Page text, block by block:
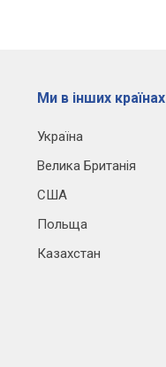
Ми в інших країнах
Україна
Велика Британія
США
Польща
Казахстан